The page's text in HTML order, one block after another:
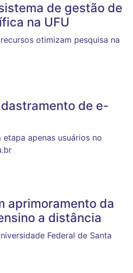
de gestão de
na UFU
otimizam pesquisa na
de e-
apenas usuários no
aprimoramento da
a distância
Federal de Santa